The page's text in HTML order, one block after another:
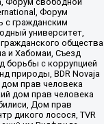
Форум
с гражданским
университет,
общества
и Хабомаи, Съезд
борьбы с коррупцией
природы, BDR Novaja
прав человека
дом прав человека
Дом прав
дикого лосося, TVR